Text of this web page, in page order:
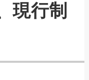
現行制